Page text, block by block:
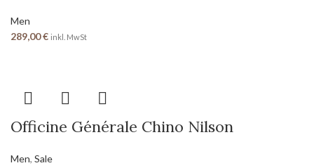
Men
289,00€ inkl. MwSt
Officine Générale Chino Nilson
Men, Sale